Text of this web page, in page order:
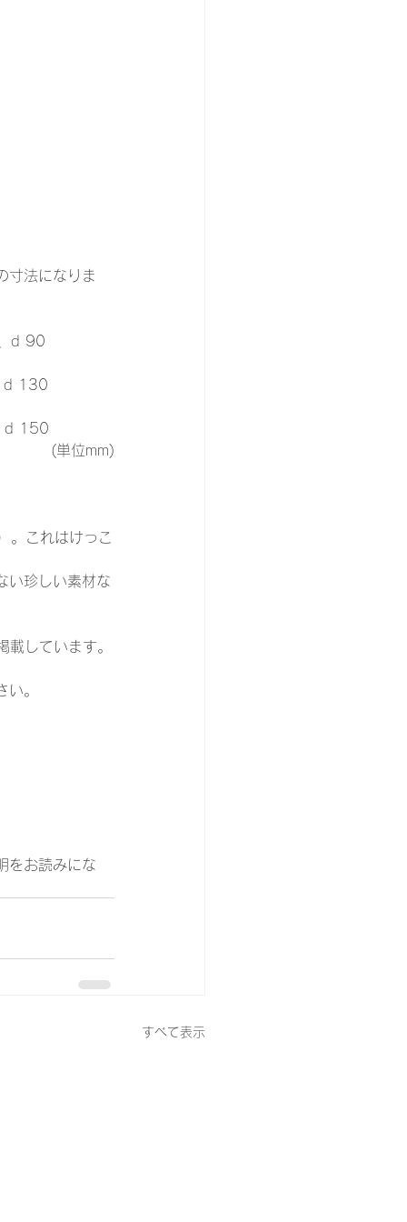
寸法になりま
d 90
d 130
d 150
これはけっこ
い珍しい素材な
しています。
。
をお読みにな
すべて表示